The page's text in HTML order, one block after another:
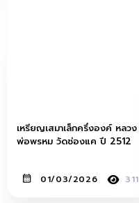
เหรียญเสมาเล็กครึ่งองค์ หลวง
พ่อพรหม วัดช่องแค ปี 2512
01/03/2026 311